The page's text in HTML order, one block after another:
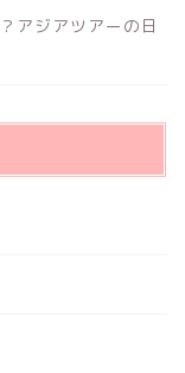
アジアツアーの日